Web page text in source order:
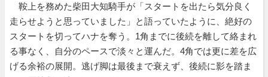
鞍上を務めた柴田大知騎手が「スタートを出たら気分良く
走らせようと思っていました」と語っていたように、絶好の
スタートを切ってハナを奪う。1角までに後続を離して絡まれ
る事なく、自分のペースで淡々と運んだ。4角では更に差を広
げる余裕の展開。逃げ脚は最後まで衰えず、後続に影を踏ま